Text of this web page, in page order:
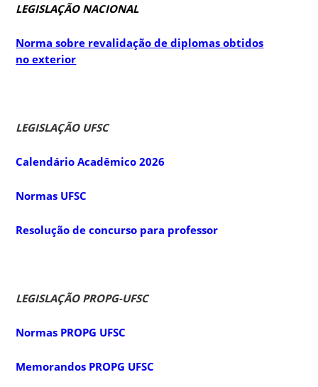
LEGISLAÇÃO NACIONAL
Norma sobre revalidação de diplomas obtidos
no exterior
LEGISLAÇÃO UFSC
Calendário Acadêmico 2026
Normas UFSC
Resolução de concurso para professor
LEGISLAÇÃO PROPG-UFSC
Normas PROPG UFSC
Memorandos PROPG UFSC